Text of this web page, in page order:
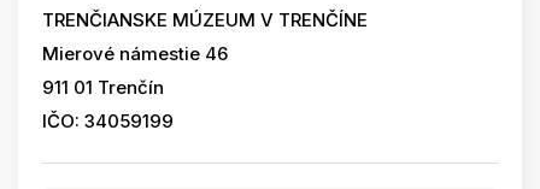
TRENČIANSKE MÚZEUM V TRENČÍNE
Mierové námestie 46
911 01 Trenčín
IČO: 34059199